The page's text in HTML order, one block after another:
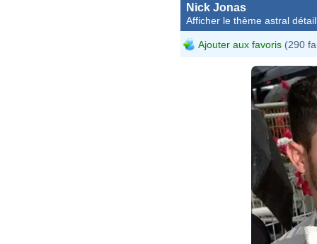
Nick Jonas
Afficher le thème astral
Ajouter aux favoris (290